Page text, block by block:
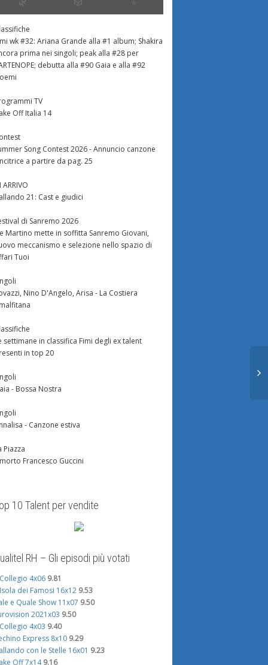
wk #32: Ariana Grande alla #1 album; Shakira
prima nei singoli; peak alla #28 per
debutta alla #90 Gaia e alla #92
TV
Off Italia 14
Song Contest 2026 - Annuncio canzone
a partire da pag. 25
ARRIVO
21: Cast e giudici
di Sanremo 2026
Martino mette in soffitta Sanremo Giovani,
meccanismo e selezione nello spazio di
Tuoi
Nino D'Angelo, Arisa - La Costiera
settimane in classifica Fimi degli ex talent
in top 20
- Bossa Nostra
- Canzone estiva
Piazza
Francesco Guccini
10 Talent per vendite
RH – Gli episodi più votati
4x06 9.81
dei Famosi 16x12 9.53
e Quale Show 11x07 9.50
2021x03 9.50
4x03 9.40
Express 8x10 9.29
con le Stelle 16x01 9.23
Off 7x14 9.16